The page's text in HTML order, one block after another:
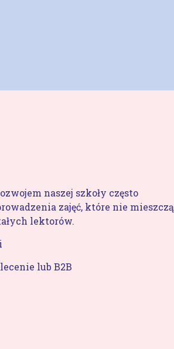
naszej szkoły często
zajęć, które nie mieszczą
lektorów.
lub B2B